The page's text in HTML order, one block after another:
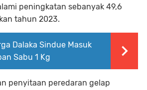
peningkatan sebanyak 49,6
tahun 2023.
Dalaka Sindue Masuk
Sabu 1 Kg
penyitaan peredaran gelap